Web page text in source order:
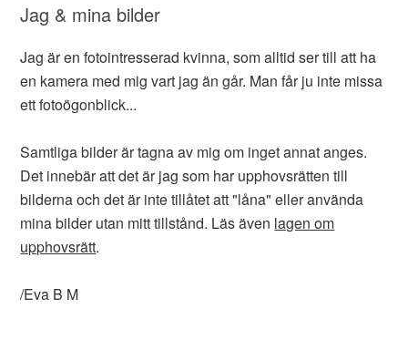
Jag & mina bilder
Jag är en fotointresserad kvinna, som alltid ser till att ha
en kamera med mig vart jag än går. Man får ju inte missa
ett fotoögonblick...
Samtliga bilder är tagna av mig om inget annat anges.
Det innebär att det är jag som har upphovsrätten till
bilderna och det är inte tillåtet att "låna" eller använda
mina bilder utan mitt tillstånd. Läs även lagen om
upphovsrätt.
/Eva B M